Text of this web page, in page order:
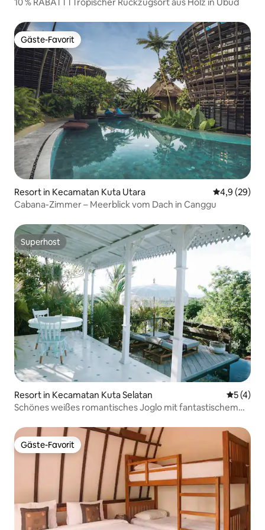
Gäste-Favorit
Gäste-Favorit
Resort in Kecamatan Kuta Utara
4,9 (29)
Cabana-Zimmer – Meerblick vom Dach in Canggu
Superhost
Superhost
Resort in Kecamatan Kuta Selatan
5 (4)
Schönes weißes romantisches Joglo mit fantastischem
Gäste-Favorit
Gäste-Favorit